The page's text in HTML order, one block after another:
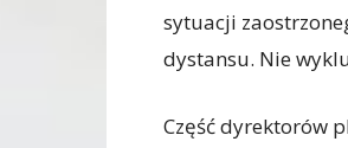
sytuacji
dystansu. Nie
Część dyrektorów